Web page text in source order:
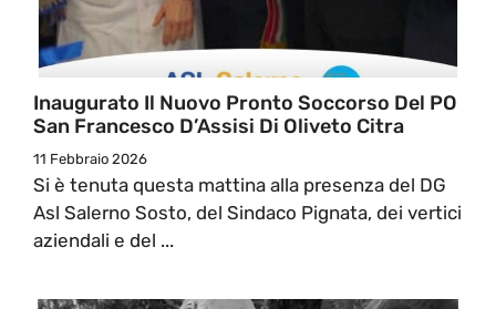
Inaugurato Il Nuovo Pronto Soccorso Del PO
San Francesco D’Assisi Di Oliveto Citra
11 Febbraio 2026
Si è tenuta questa mattina alla presenza del DG
Asl Salerno Sosto, del Sindaco Pignata, dei vertici
aziendali e del ...